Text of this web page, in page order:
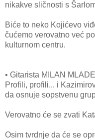
nikakve sličnosti s
Biće to neko Kojićevo
čućemo verovatno već
kulturnom centru.
• Gitarista MILAN
Profili, profili... i
da osnuje sopstvenu
Verovatno će se zvati
Osim tvrdnje da će se